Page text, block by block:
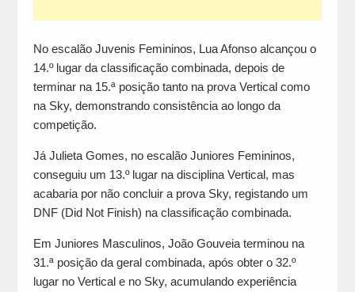
No escalão Juvenis Femininos, Lua Afonso alcançou o
14.º lugar da classificação combinada, depois de
terminar na 15.ª posição tanto na prova Vertical como
na Sky, demonstrando consistência ao longo da
competição.
Já Julieta Gomes, no escalão Juniores Femininos,
conseguiu um 13.º lugar na disciplina Vertical, mas
acabaria por não concluir a prova Sky, registando um
DNF (Did Not Finish) na classificação combinada.
Em Juniores Masculinos, João Gouveia terminou na
31.ª posição da geral combinada, após obter o 32.º
lugar no Vertical e no Sky, acumulando experiência